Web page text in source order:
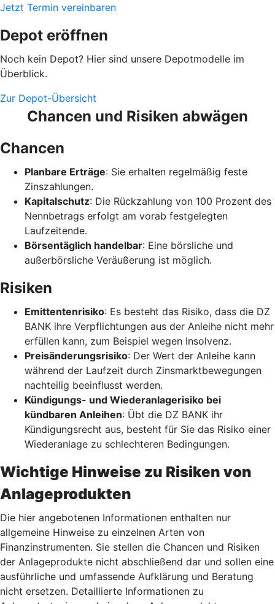
Jetzt Termin vereinbaren
Depot eröffnen
Noch kein Depot? Hier sind unsere Depotmodelle im
Überblick.
Zur Depot-Übersicht
Chancen und Risiken abwägen
Chancen
Planbare Erträge: Sie erhalten regelmäßig feste
Zinszahlungen.
Kapitalschutz: Die Rückzahlung von 100 Prozent des
Nennbetrags erfolgt am vorab festgelegten
Laufzeitende.
Börsentäglich handelbar: Eine börsliche und
außerbörsliche Veräußerung ist möglich.
Risiken
Emittentenrisiko: Es besteht das Risiko, dass die DZ
BANK ihre Verpflichtungen aus der Anleihe nicht mehr
erfüllen kann, zum Beispiel wegen Insolvenz.
Preisänderungsrisiko: Der Wert der Anleihe kann
während der Laufzeit durch Zinsmarktbewegungen
nachteilig beeinflusst werden.
Kündigungs- und Wiederanlagerisiko bei
kündbaren Anleihen: Übt die DZ BANK ihr
Kündigungsrecht aus, besteht für Sie das Risiko einer
Wiederanlage zu schlechteren Bedingungen.
Wichtige Hinweise zu Risiken von
Anlageprodukten
Die hier angebotenen Informationen enthalten nur
allgemeine Hinweise zu einzelnen Arten von
Finanzinstrumenten. Sie stellen die Chancen und Risiken
der Anlageprodukte nicht abschließend dar und sollen eine
ausführliche und umfassende Aufklärung und Beratung
nicht ersetzen. Detaillierte Informationen zu